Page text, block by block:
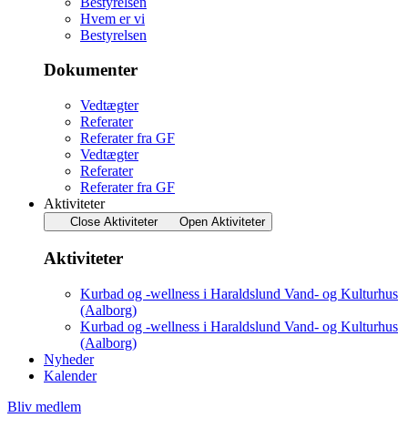
Hvem er vi
Bestyrelsen
Dokumenter
Vedtægter
Referater
Referater fra GF
Vedtægter
Referater
Referater fra GF
Aktiviteter
Close Aktiviteter Open Aktiviteter
Aktiviteter
Kurbad og -wellness i Haraldslund Vand- og Kulturhus
(Aalborg)
Kurbad og -wellness i Haraldslund Vand- og Kulturhus
(Aalborg)
Nyheder
Kalender
Bliv medlem